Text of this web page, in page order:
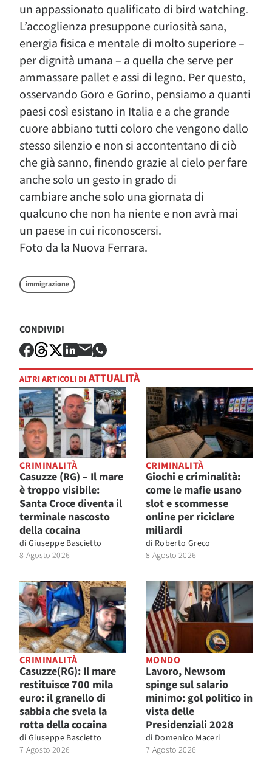
un appassionato qualificato di bird watching.
L’accoglienza presuppone curiosità sana,
energia fisica e mentale di molto superiore –
per dignità umana – a quella che serve per
ammassare pallet e assi di legno. Per questo,
osservando Goro e Gorino, pensiamo a quanti
paesi così esistano in Italia e a che grande
cuore abbiano tutti coloro che vengono dallo
stesso silenzio e non si accontentano di ciò
che già sanno, finendo grazie al cielo per fare
anche solo un gesto in grado di
cambiare anche solo una giornata di
qualcuno che non ha niente e non avrà mai
un paese in cui riconoscersi.
Foto da la Nuova Ferrara.
immigrazione
CONDIVIDI
ALTRI ARTICOLI DI ATTUALITÀ
CRIMINALITÀ
Casuzze (RG) – Il mare
è troppo visibile:
Santa Croce diventa il
terminale nascosto
della cocaina
di Giuseppe Bascietto
8 Agosto 2026
CRIMINALITÀ
Giochi e criminalità:
come le mafie usano
slot e scommesse
online per riciclare
miliardi
di Roberto Greco
8 Agosto 2026
CRIMINALITÀ
Casuzze(RG): Il mare
restituisce 700 mila
euro: il granello di
sabbia che svela la
rotta della cocaina
di Giuseppe Bascietto
7 Agosto 2026
MONDO
Lavoro, Newsom
spinge sul salario
minimo: gol politico in
vista delle
Presidenziali 2028
di Domenico Maceri
7 Agosto 2026